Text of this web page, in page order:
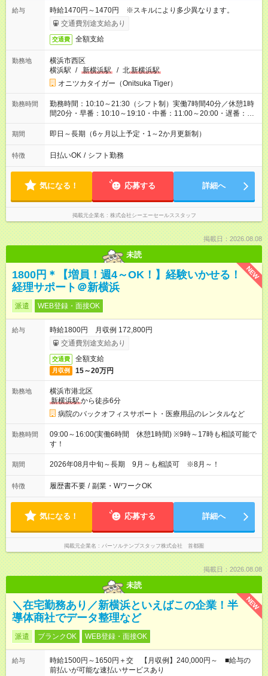
給与
時給1470円～1470円 ※スキルにより多少異なります。
交通費別途支給あり
交通費 全額支給
勤務地
横浜市西区
横浜駅 / 新横浜駅 / 北新横浜駅
オニツカタイガー（Onitsuka Tiger）
勤務時間
勤務時間：10:10～21:30（シフト制）実働7時間40分／休憩1時
間20分・早番：10:10～19:10・中番：11:00～20:00・遅番：
12:30～21:30
期間 即日～長期（6ヶ月以上予定・1～2か月更新制）
特徴 日払いOK / シフト勤務
気になる！ 応募する 詳細へ
掲載元企業名 株式会社シーエーセールススタッフ
掲載日：2026.08.08
未読
NEW
1800円＊【増員！週4～OK！】経験いかせる！
経理サポート＠新横浜
派遣 WEB登録・面接OK
給与
時給1800円 月収例 172,800円
交通費別途支給あり
交通費 全額支給
月収例 15～20万円
勤務地
横浜市港北区
新横浜駅から徒歩6分
病院のバックオフィスサポート・医療用品のレンタルなど
勤務時間
09:00～16:00(実働6時間 休憩1時間) ※9時～17時も相談可能で
す！
期間 2026年08月中旬～長期 9月～も相談可 ※8月～！
特徴 履歴書不要 / 副業・WワークOK
気になる！ 応募する 詳細へ
掲載元企業名 パーソルテンプスタッフ株式会社 首都圏
掲載日：2026.08.08
未読
NEW
＼在宅勤務あり／新横浜といえばこの企業！半
導体商社でデータ整理など
派遣 ブランクOK WEB登録・面接OK
給与
時給1500円～1650円＋交 【月収例】240,000円～ ■給与の
前払いが可能な速払いサービスあり